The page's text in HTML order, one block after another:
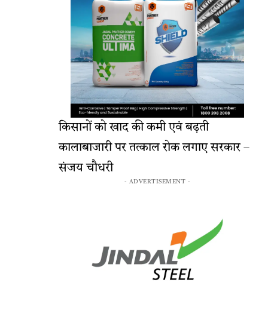
किसानों को खाद की कमी एवं बढ़ती
कालाबाजारी पर तत्काल रोक लगाए सरकार –
संजय चौधरी
- ADVERTISEMENT -